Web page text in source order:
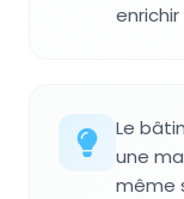
Le
une
même